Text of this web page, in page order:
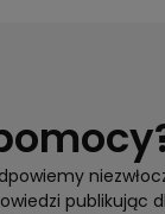
publikując